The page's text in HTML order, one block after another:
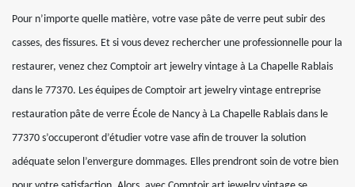
Pour n’importe quelle matière, votre vase pâte de verre peut subir des
casses, des fissures. Et si vous devez rechercher une professionnelle pour la
restaurer, venez chez Comptoir art jewelry vintage à La Chapelle Rablais
dans le 77370. Les équipes de Comptoir art jewelry vintage entreprise
restauration pâte de verre École de Nancy à La Chapelle Rablais dans le
77370 s’occuperont d’étudier votre vase afin de trouver la solution
adéquate selon l’envergure dommages. Elles prendront soin de votre bien